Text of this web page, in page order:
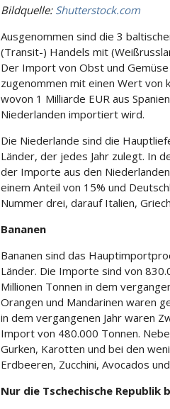
Bildquelle: Shutterstock.com
Ausgenommen sind die 3
(Transit-) Handels mit
Der Import von Obst und
zugenommen mit einen Wert von
wovon 1 Milliarde EUR aus
Niederlanden importiert wird.
Die Niederlande sind die
Länder, der jedes Jahr zulegt. In
der Importe aus den
einem Anteil von 15% und
Nummer drei, darauf Italien,
Bananen
Bananen sind das
Länder. Die Importe sind von
Millionen Tonnen in dem
Orangen und Mandarinen waren
in dem vergangenen Jahr waren
Import von 480.000 Tonnen.
Gurken, Karotten und bei den
Erdbeeren, Zucchini, Avocados
Nur die Tschechische Republik